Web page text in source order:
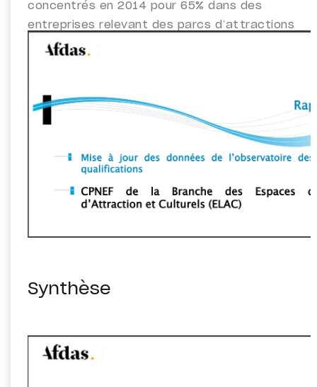
concentrés en 2014 pour 65% dans des
entreprises relevant des parcs d’attractions
et à thèmes et 13% dans les autres activités
Synthèse